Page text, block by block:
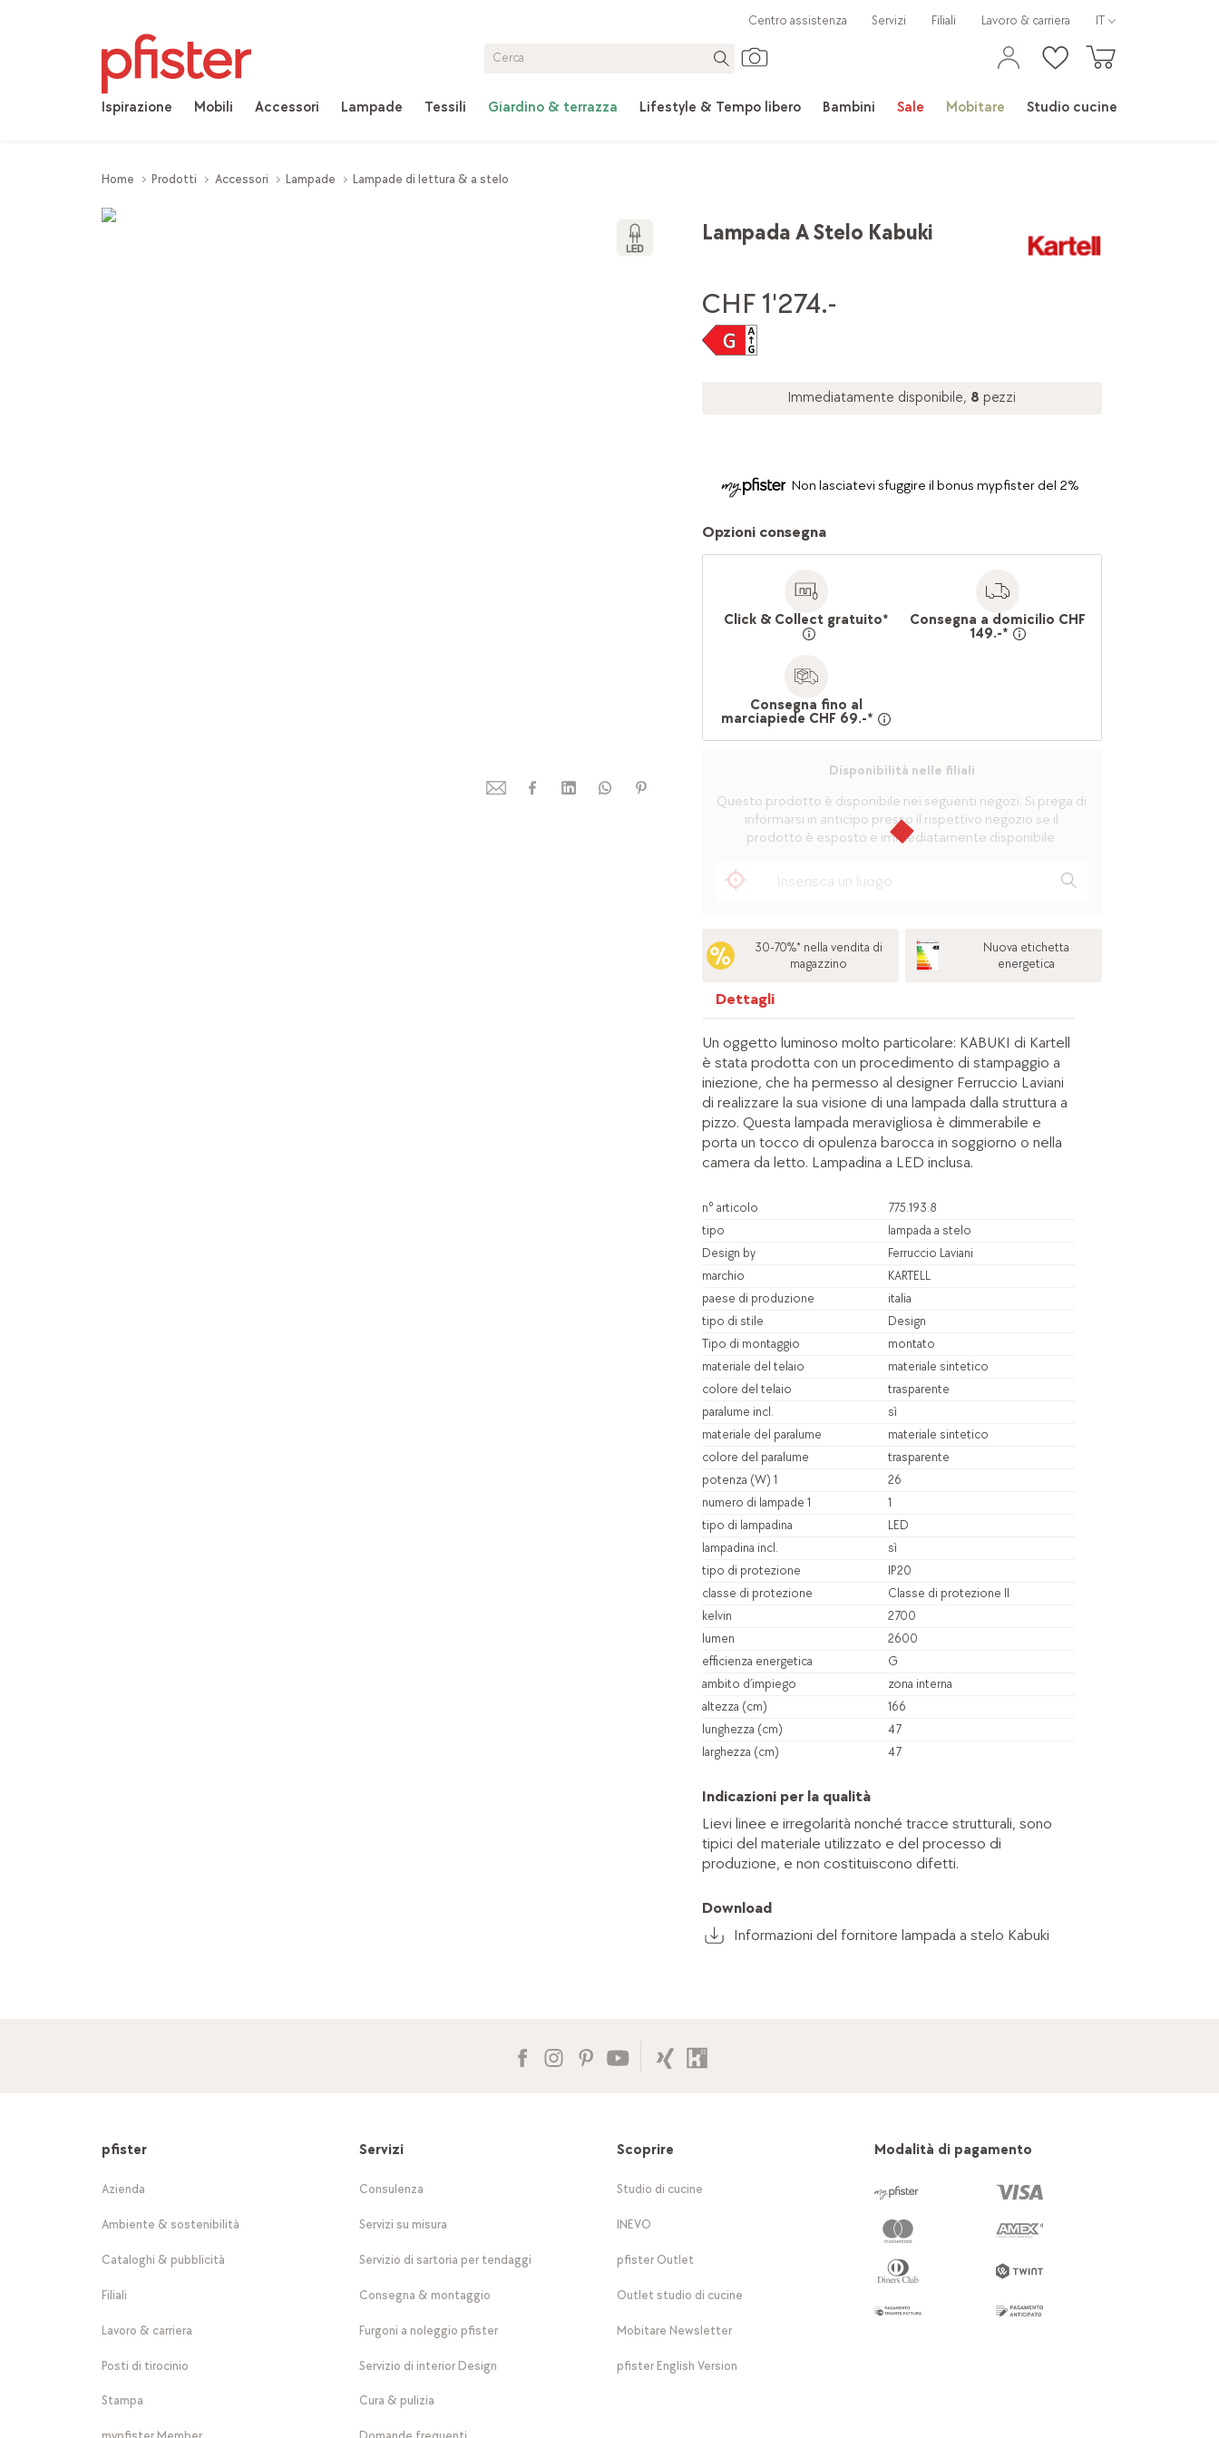
Ispirazione Mobili Accessori Lampade Tessili Giardino & terrazza Lifestyle & Tempo libero Bambini Sale Mobitare Studio cucine
Centro assistenza Servizi Filiali Lavoro & carriera IT
Home Prodotti Accessori Lampade Lampade di lettura & a stelo
Lampada A Stelo Kabuki
CHF 1'274.-
Immediatamente disponibile, 8 pezzi
Non lasciatevi sfuggire il bonus mypfister del 2%
Opzioni consegna
Click & Collect gratuito* Consegna a domicilio CHF
149.-*
Consegna fino al
marciapiede CHF 69.-*
Disponibilità nelle filiali
Questo prodotto è disponibile nei seguenti negozi. Si prega di
informarsi in anticipo presso il rispettivo negozio se il
prodotto è esposto e immediatamente disponibile.
30-70%* nella vendita di
magazzino
Nuova etichetta
energetica
Dettagli
Un oggetto luminoso molto particolare: KABUKI di Kartell
è stata prodotta con un procedimento di stampaggio a
iniezione, che ha permesso al designer Ferruccio Laviani
di realizzare la sua visione di una lampada dalla struttura a
pizzo. Questa lampada meravigliosa è dimmerabile e
porta un tocco di opulenza barocca in soggiorno o nella
camera da letto. Lampadina a LED inclusa.
n° articolo
775.193.8
tipo
lampada a stelo
Design by
Ferruccio Laviani
marchio
KARTELL
paese di produzione
italia
tipo di stile
Design
Tipo di montaggio
montato
materiale del telaio
materiale sintetico
colore del telaio
trasparente
paralume incl.
sì
materiale del paralume
materiale sintetico
colore del paralume
trasparente
potenza (W) 1
26
numero di lampade 1
1
tipo di lampadina
LED
lampadina incl.
sì
tipo di protezione
IP20
classe di protezione
Classe di protezione II
kelvin
2700
lumen
2600
efficienza energetica
G
ambito d’impiego
zona interna
altezza (cm)
166
lunghezza (cm)
47
larghezza (cm)
47
Indicazioni per la qualità
Lievi linee e irregolarità nonché tracce strutturali, sono
tipici del materiale utilizzato e del processo di
produzione, e non costituiscono difetti.
Download
Informazioni del fornitore lampada a stelo Kabuki
pfister
Azienda
Ambiente & sostenibilità
Cataloghi & pubblicità
Filiali
Lavoro & carriera
Posti di tirocinio
Stampa
Servizi
Consulenza
Servizi su misura
Servizio di sartoria per tendaggi
Consegna & montaggio
Furgoni a noleggio pfister
Servizio di interior Design
Cura & pulizia
Scoprire
Studio di cucine
INEVO
pfister Outlet
Outlet studio di cucine
Mobitare Newsletter
pfister English Version
Modalità di pagamento